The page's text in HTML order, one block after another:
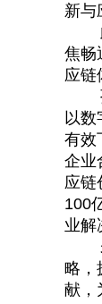
新与
此
焦畅
应链
孙
以数
有效
企业
应链
100
业解
未
略，
献，